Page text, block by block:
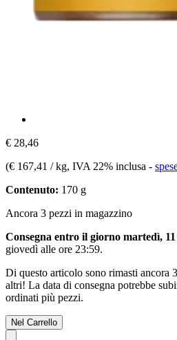
€ 28,46
(€ 167,41 / kg, IVA 22% inclusa -
Contenuto: 170 g
Ancora 3 pezzi in magazzino
Consegna entro il giorno martedì, 11
giovedì alle ore 23:59.
Di questo articolo sono rimasti ancora
altri! La data di consegna potrebbe
ordinati più pezzi.
Nel Carrello